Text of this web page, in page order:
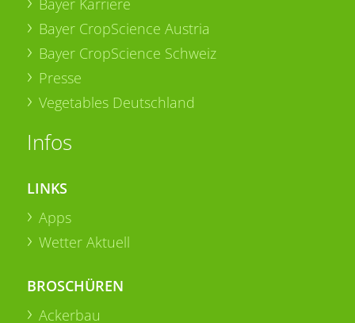
Bayer CropScience Austria
Bayer CropScience Schweiz
Presse
Vegetables Deutschland
Infos
LINKS
Apps
Wetter Aktuell
BROSCHÜREN
Ackerbau